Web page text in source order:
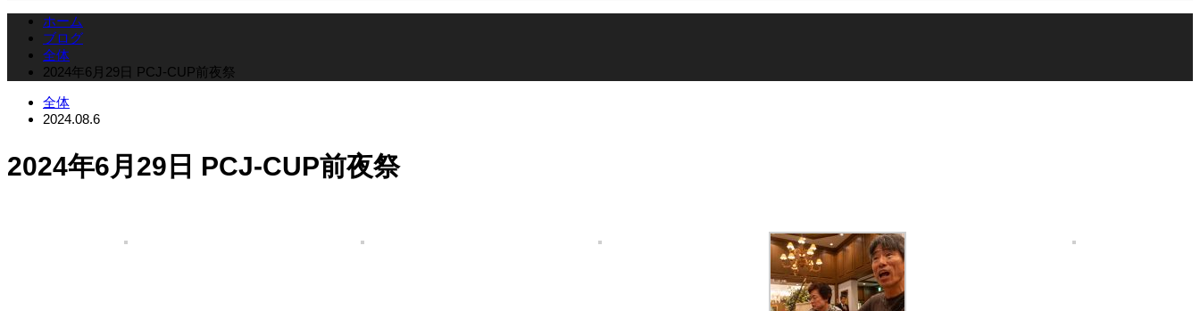
ホーム
ブログ
全体
2024年6月29日 PCJ-CUP前夜祭
全体
2024.08.6
2024年6月29日 PCJ-CUP前夜祭